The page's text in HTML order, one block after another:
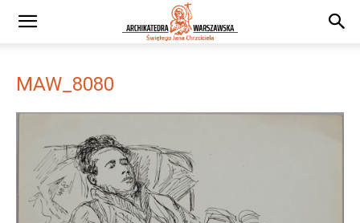
MAW_8080